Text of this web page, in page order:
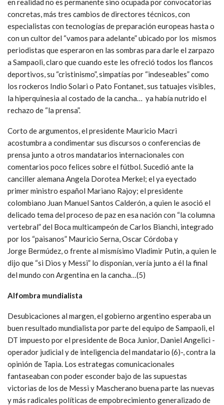
concretas, más tres cambios de directores técnicos, con
especialistas con tecnologías de preparación europeas hasta o
con un cultor del “vamos para adelante” ubicado por los mismos
periodistas que esperaron en las sombras para darle el zarpazo
a Sampaoli, claro que cuando este les ofreció todos los flancos
deportivos, su “cristinismo”, simpatías por “indeseables” como
los rockeros Indio Solari o Pato Fontanet, sus tatuajes visibles,
la hiperquinesia al costado de la cancha… ya había nutrido el
rechazo de “la prensa”.
Corto de argumentos, el presidente Mauricio Macri
acostumbra a condimentar sus discursos o conferencias de
prensa junto a otros mandatarios internacionales con
comentarios poco felices sobre el fútbol. Sucedió ante la
canciller alemana Angela Dorotea Merkel; el ya eyectado
primer ministro español Mariano Rajoy; el presidente
colombiano Juan Manuel Santos Calderón, a quien le asoció el
delicado tema del proceso de paz en esa nación con “la columna
vertebral” del Boca multicampeón de Carlos Bianchi, integrado
por los “paisanos” Mauricio Serna, Oscar Córdoba y
Jorge Bermúdez, o frente al mismísimo Vladimir Putin, a quien le
dijo que “si Dios y Messi” lo disponían, vería junto a él la final
del mundo con Argentina en la cancha…(5)
Alfombra mundialista
Desubicaciones al margen, el gobierno argentino esperaba un
buen resultado mundialista por parte del equipo de Sampaoli, el
DT impuesto por el presidente de Boca Junior, Daniel Angelici -
operador judicial y de inteligencia del mandatario (6)-, contra la
opinión de Tapia. Los estrategas comunicacionales
fantaseaban con poder esconder bajo de las supuestas
victorias de los de Messi y Mascherano buena parte las nuevas
y más radicales políticas de empobrecimiento generalizado de